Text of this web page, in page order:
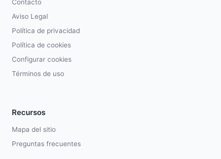
Contacto
Aviso Legal
Política de privacidad
Política de cookies
Configurar cookies
Términos de uso
Recursos
Mapa del sitio
Preguntas frecuentes